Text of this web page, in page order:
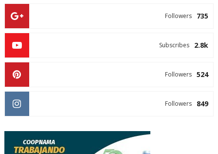
735
Followers
2.8k
Subscribes
524
Followers
849
Followers